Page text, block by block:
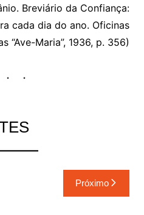
Breviário da Confiança:
cada dia do ano. Oficinas
“Ave-Maria”, 1936, p. 356)
Próximo